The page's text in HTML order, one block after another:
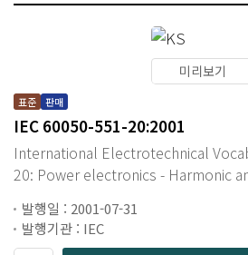
미리보기
표준 판매
IEC 60050-551-20:2001
International Electrotechnical
20: Power electronics - Harmonic
발행일 : 2001-07-31
발행기관 : IEC